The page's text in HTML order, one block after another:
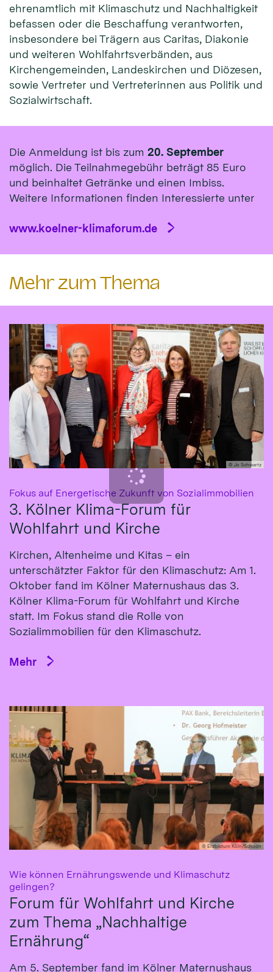
ehrenamtlich mit Klimaschutz und Nachhaltigkeit
befassen oder die Beschaffung verantworten,
insbesondere bei Trägern aus Caritas, Diakonie
und weiteren Wohlfahrtsverbänden, aus
Kirchengemeinden, Landeskirchen und Diözesen,
sowie Vertreter und Vertreterinnen aus Politik und
Sozialwirtschaft.
Die Anmeldung ist bis zum 20. September
möglich. Die Teilnahmegebühr beträgt 85 Euro
und beinhaltet Getränke und einen Imbiss.
Weitere Informationen finden Interessierte unter
www.koelner-klimaforum.de
Mehr zum Thema
© Jo Schwartz
Fokus auf Energetische Zukunft von Sozialimmobilien
3. Kölner Klima-Forum für
Wohlfahrt und Kirche
Kirchen, Altenheime und Kitas – ein
unterschätzter Faktor für den Klimaschutz: Am 1.
Oktober fand im Kölner Maternushaus das 3.
Kölner Klima-Forum für Wohlfahrt und Kirche
statt. Im Fokus stand die Rolle von
Sozialimmobilien für den Klimaschutz.
Mehr
© Erzbistum Köln/Schoon
Wie können Ernährungswende und Klimaschutz
gelingen?
Forum für Wohlfahrt und Kirche
zum Thema „Nachhaltige
Ernährung“
Am 5. September fand im Kölner Maternushaus